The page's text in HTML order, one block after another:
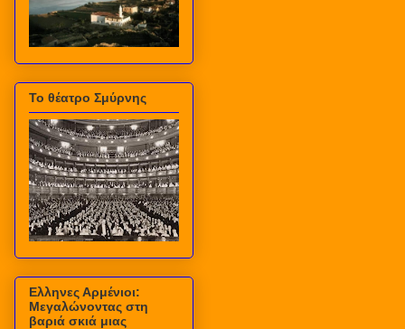
Το θέατρο Σμύρνης
Ελληνες Αρμένιοι:
Μεγαλώνοντας στη
βαριά σκιά μιας